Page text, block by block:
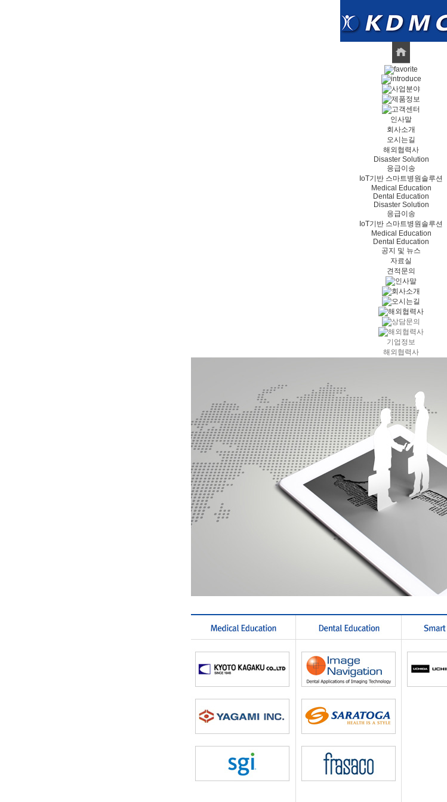
인사말
회사소개
오시는길
해외협력사
Disaster Solution
응급이송
IoT기반 스마트병원솔루션
Medical Education
Dental Education
Disaster Solution
응급이송
IoT기반 스마트병원솔루션
Medical Education
Dental Education
공지 및 뉴스
자료실
견적문의
기업정보
해외협력사